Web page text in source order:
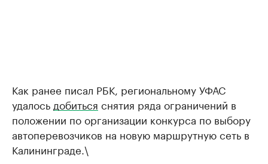
Как ранее писал РБК, региональному УФАС
удалось добиться снятия ряда ограничений в
положении по организации конкурса по выбору
автоперевозчиков на новую маршрутную сеть в
Калининграде.\